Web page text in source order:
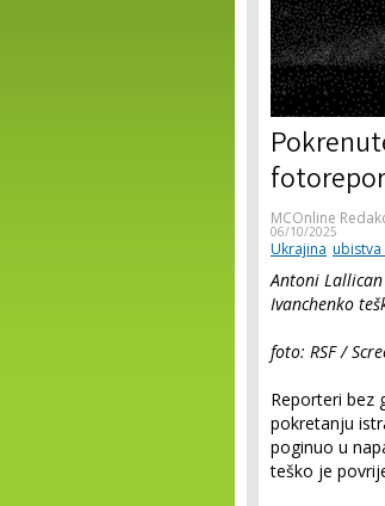
MCOnline
06/10/2025
Ukrajina ubistva
Antoni
Ivanchenko
foto: RSF /
Reporteri bez
pokretanju
poginuo u
teško je